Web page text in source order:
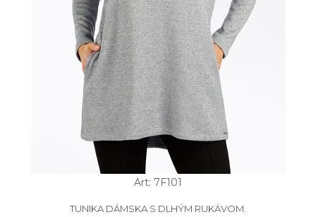
Art: 7F101
TUNIKA DÁMSKA S DLHÝM RUKÁVOM.